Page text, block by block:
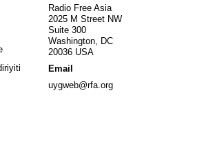
Opens in new window
new window
Radio Free Asia
2025 M Street NW
Suite 300
Washington, DC
20036 USA
Email
uygweb@rfa.org